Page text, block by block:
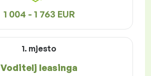
1 004 - 1 763 EUR
1. mjesto
Voditelj leasinga